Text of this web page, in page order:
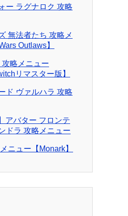
ー ラグナロク 攻略
無法者たち 攻略メ
Outlaws】
略メニュー
リマスター版】
ド ヴァルハラ 攻略
アバター フロンテ
ドラ 攻略メニュー
ニュー【Monark】